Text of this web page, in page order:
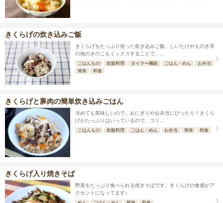
きくらげの炊き込みご飯
きくらげをたっぷり使った炊き込みご飯。しいたけやえのき等
の他のきのこもミックスすることで、...
ごはんもの 炊飯料理 タイマー機能 ごはん・めん
お弁当
簡単
和食
きくらげと豚肉の簡単炊き込みごはん
冷めても美味しいので、おにぎりやお弁当にぴったり！きくら
げがたっぷりはいっているので、コリ...
ごはんもの 炊飯料理 ごはん・めん お弁当 簡単 和食
きくらげ入り焼きそば
野菜をたっぷり食べられる焼きそばです。きくらげの食感がア
クセントになってます♪